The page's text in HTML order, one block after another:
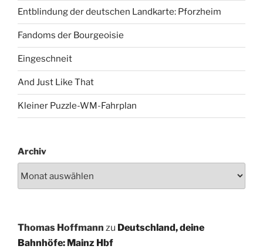
Entblindung der deutschen Landkarte: Pforzheim
Fandoms der Bourgeoisie
Eingeschneit
And Just Like That
Kleiner Puzzle-WM-Fahrplan
Archiv
Thomas Hoffmann zu Deutschland, deine
Bahnhöfe: Mainz Hbf